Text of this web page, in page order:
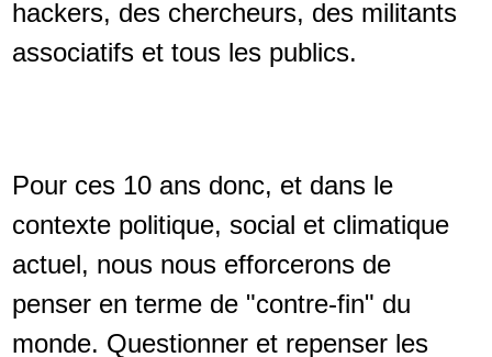
hackers, des chercheurs, des militants
associatifs et tous les publics.
Pour ces 10 ans donc, et dans le
contexte politique, social et climatique
actuel, nous nous efforcerons de
penser en terme de "contre-fin" du
monde. Questionner et repenser les